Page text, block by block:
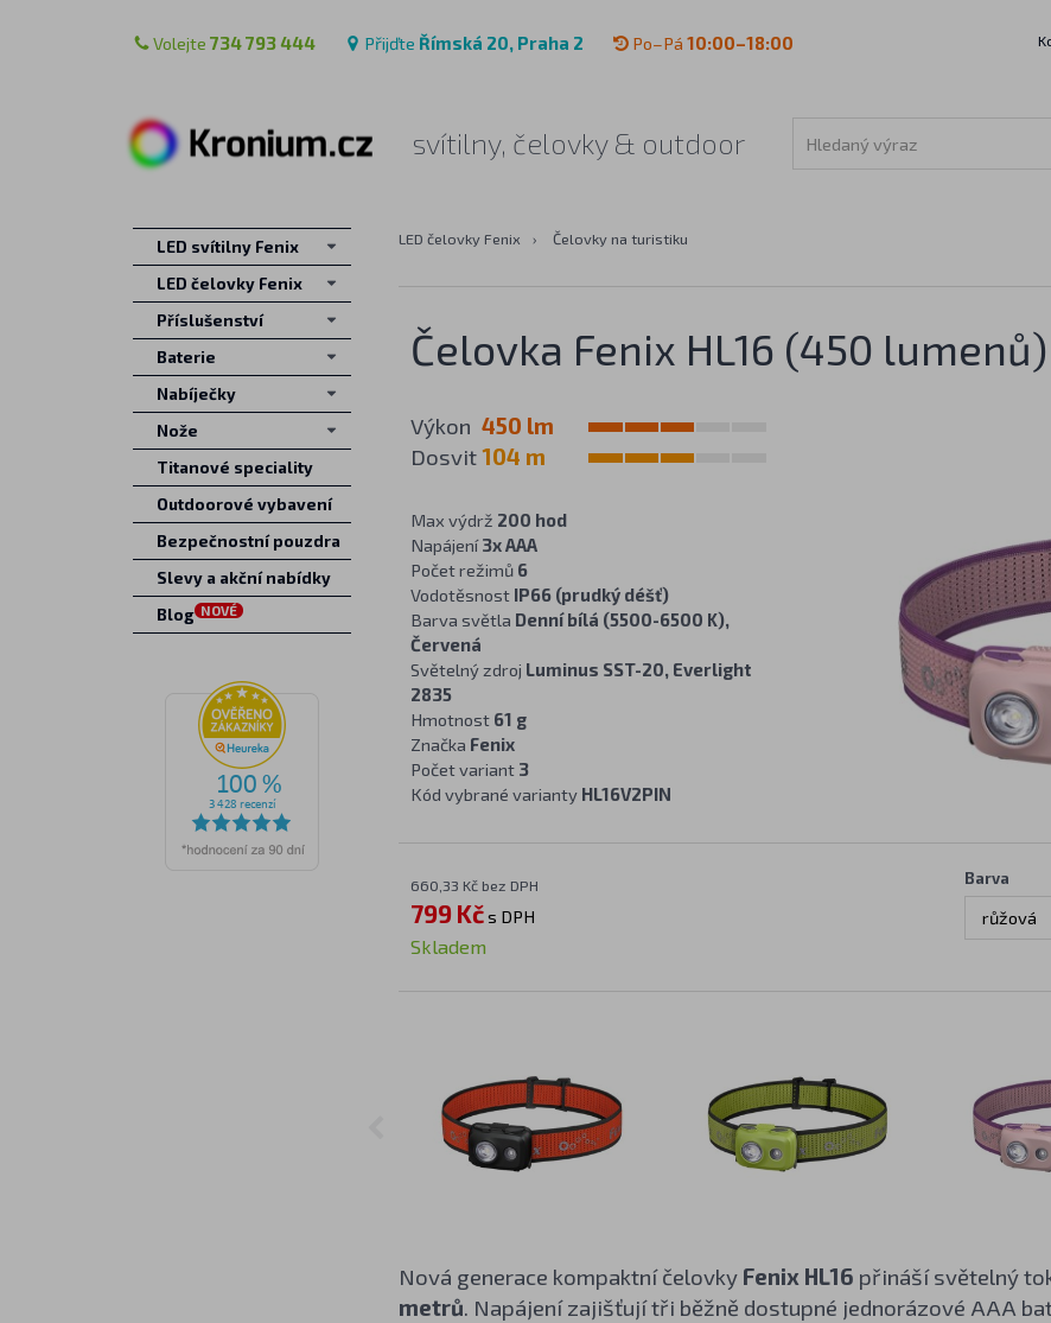
Volejte 734 793 444 Přijďte Římská 20, Praha 2 Po–Pá 10:00–18:00
svítilny, čelovky & outdoor
LED čelovky Fenix › Čelovky na turistiku
Čelovka Fenix HL16 (450 lumenů)
Výkon 450 lm
Dosvit104 m
Max výdrž 200 hod
Napájení3x AAA
Počet režimů 6
Vodotěsnost IP66 (prudký déšť)
Barva světla Denní bílá (5500-6500 K),
Červená
Světelný zdroj Luminus SST-20, Everlight
2835
Hmotnost 61 g
Značka Fenix
Počet variant 3
Kód vybrané varianty HL16V2PIN
660,33 Kč bez DPH
799 Kčs DPH
Skladem
Barva
růžová
Nová generace kompaktní čelovky Fenix HL16 přináší světelný
metrů. Napájení zajišťují tři běžně dostupné jednorázové AAA
LED svítilny Fenix
LED čelovky Fenix
Příslušenství
Baterie
Nabíječky
Nože
Titanové speciality
Outdoorové vybavení
Bezpečnostní pouzdra
Slevy a akční nabídky
Blog NOVÉ